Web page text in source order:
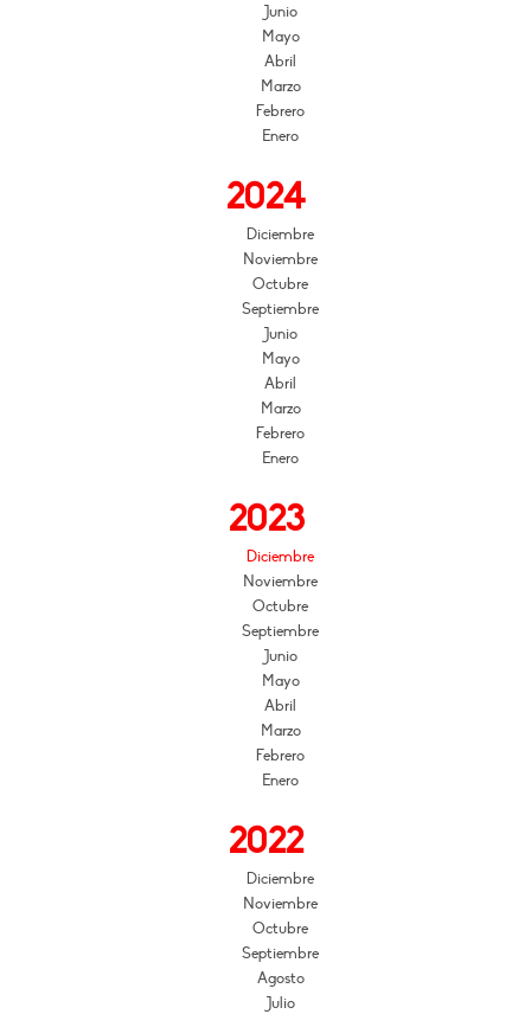
Junio
Mayo
Abril
Marzo
Febrero
Enero
2024
Diciembre
Noviembre
Octubre
Septiembre
Junio
Mayo
Abril
Marzo
Febrero
Enero
2023
Diciembre
Noviembre
Octubre
Septiembre
Junio
Mayo
Abril
Marzo
Febrero
Enero
2022
Diciembre
Noviembre
Octubre
Septiembre
Agosto
Julio